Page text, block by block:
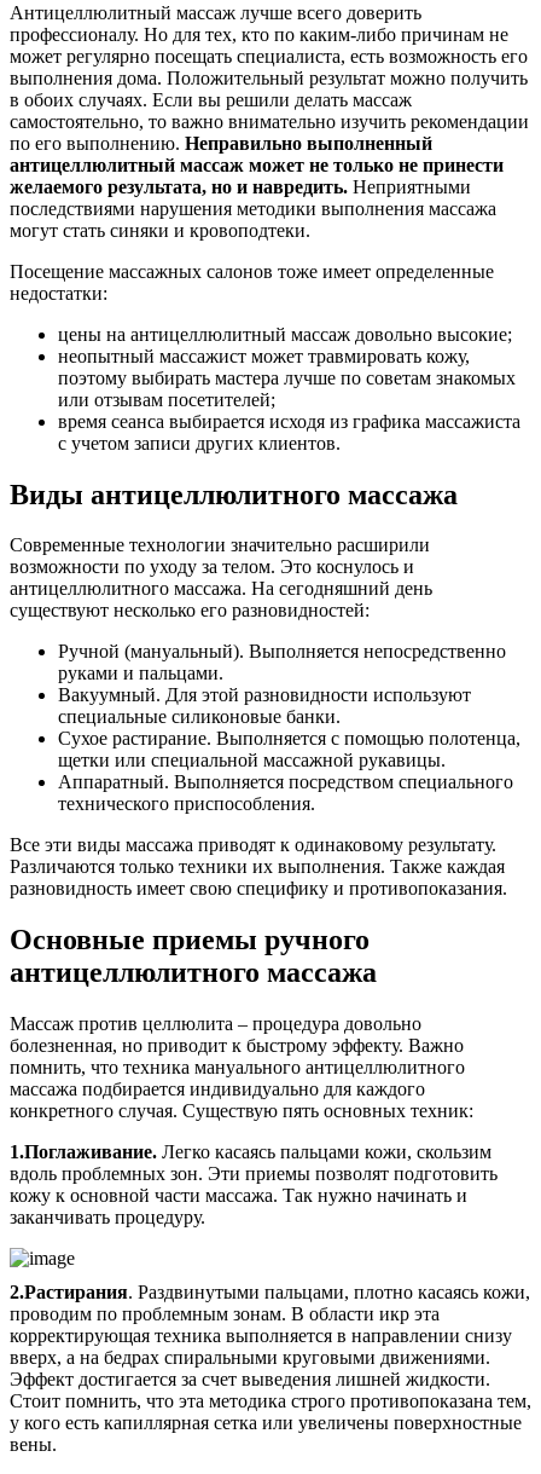
Антицеллюлитный массаж лучше всего доверить
профессионалу. Но для тех, кто по каким-либо причинам не
может регулярно посещать специалиста, есть возможность его
выполнения дома. Положительный результат можно получить
в обоих случаях. Если вы решили делать массаж
самостоятельно, то важно внимательно изучить рекомендации
по его выполнению. Неправильно выполненный
антицеллюлитный массаж может не только не принести
желаемого результата, но и навредить. Неприятными
последствиями нарушения методики выполнения массажа
могут стать синяки и кровоподтеки.
Посещение массажных салонов тоже имеет определенные
недостатки:
цены на антицеллюлитный массаж довольно высокие;
неопытный массажист может травмировать кожу,
поэтому выбирать мастера лучше по советам знакомых
или отзывам посетителей;
время сеанса выбирается исходя из графика массажиста
с учетом записи других клиентов.
Виды антицеллюлитного массажа
Современные технологии значительно расширили
возможности по уходу за телом. Это коснулось и
антицеллюлитного массажа. На сегодняшний день
существуют несколько его разновидностей:
Ручной (мануальный). Выполняется непосредственно
руками и пальцами.
Вакуумный. Для этой разновидности используют
специальные силиконовые банки.
Сухое растирание. Выполняется с помощью полотенца,
щетки или специальной массажной рукавицы.
Аппаратный. Выполняется посредством специального
технического приспособления.
Все эти виды массажа приводят к одинаковому результату.
Различаются только техники их выполнения. Также каждая
разновидность имеет свою специфику и противопоказания.
Основные приемы ручного
антицеллюлитного массажа
Массаж против целлюлита – процедура довольно
болезненная, но приводит к быстрому эффекту. Важно
помнить, что техника мануального антицеллюлитного
массажа подбирается индивидуально для каждого
конкретного случая. Существую пять основных техник:
1.Поглаживание. Легко касаясь пальцами кожи, скользим
вдоль проблемных зон. Эти приемы позволят подготовить
кожу к основной части массажа. Так нужно начинать и
заканчивать процедуру.
2.Растирания. Раздвинутыми пальцами, плотно касаясь кожи,
проводим по проблемным зонам. В области икр эта
корректирующая техника выполняется в направлении снизу
вверх, а на бедрах спиральными круговыми движениями.
Эффект достигается за счет выведения лишней жидкости.
Стоит помнить, что эта методика строго противопоказана тем,
у кого есть капиллярная сетка или увеличены поверхностные
вены.